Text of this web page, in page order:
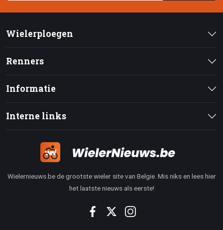
Wielerploegen
Renners
Informatie
Interne links
Wielernieuws.be de grootste wieler site van Belgie. Mis niks en lees hier
het laatste nieuws als eerste!